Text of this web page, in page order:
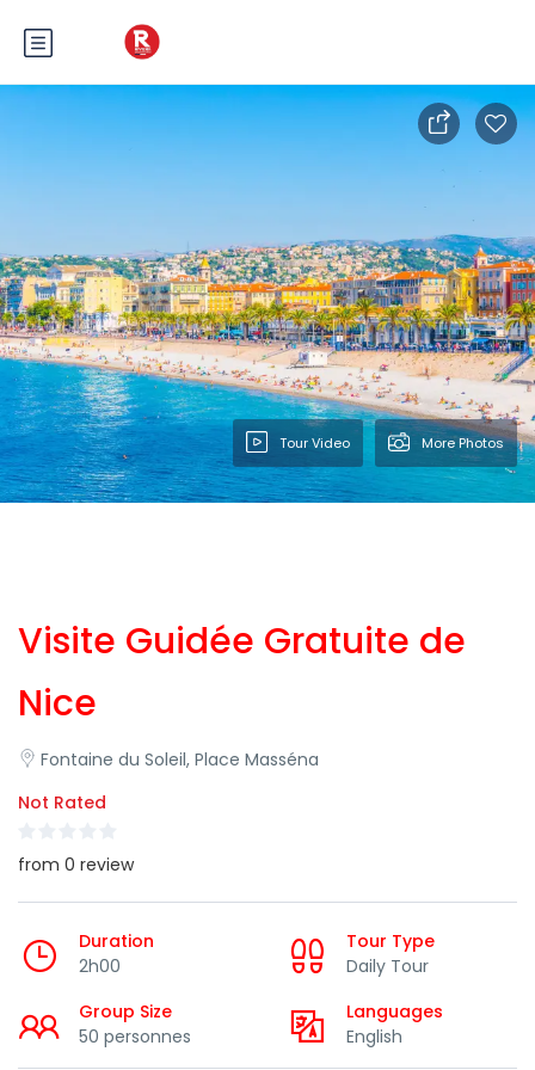
Tour Video More Photos
Visite Guidée Gratuite de
Nice
Fontaine du Soleil, Place Masséna
Not Rated
from 0 review
Duration
2h00
Tour Type
Daily Tour
Group Size
50 personnes
Languages
English